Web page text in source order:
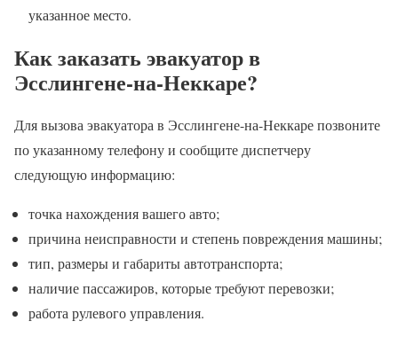
указанное место.
Как заказать эвакуатор в
Эсслингене-на-Неккаре?
Для вызова эвакуатора в Эсслингене-на-Неккаре позвоните
по указанному телефону и сообщите диспетчеру
следующую информацию:
точка нахождения вашего авто;
причина неисправности и степень повреждения машины;
тип, размеры и габариты автотранспорта;
наличие пассажиров, которые требуют перевозки;
работа рулевого управления.